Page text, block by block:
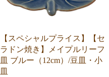
【スペシャルプライス】【セ
ラドン焼き】メイプルリーフ
皿 ブルー（12cm）/豆皿・小
皿